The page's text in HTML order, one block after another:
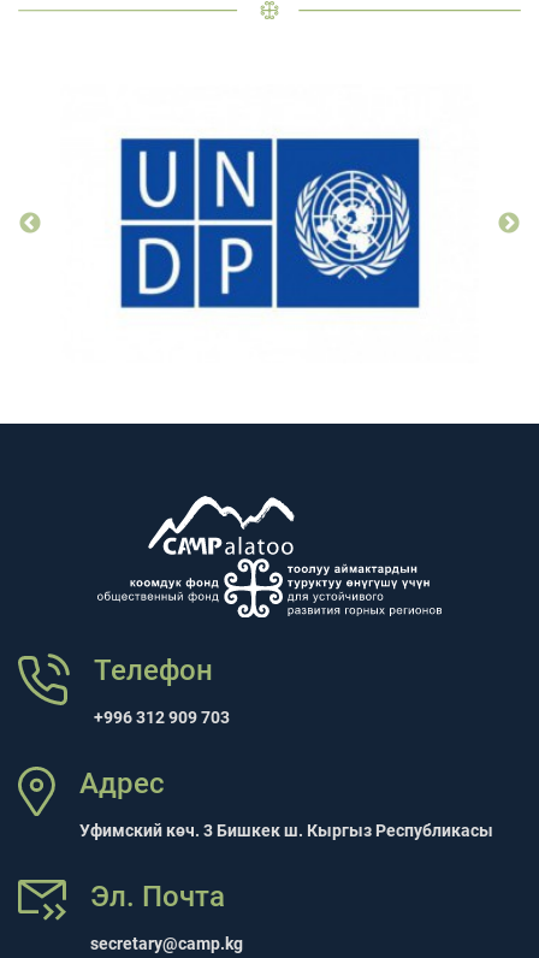
Телефон
+996 312 909 703
Адрес
Уфимский көч. 3 Бишкек ш. Кыргыз Республикасы
Эл. Почта
secretary@camp.kg